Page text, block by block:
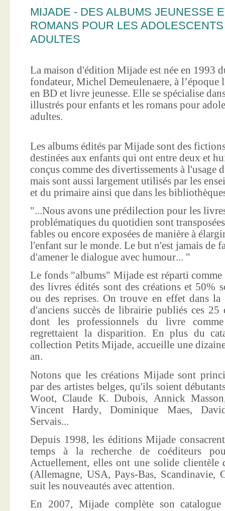
MIJADE - DES ALBUMS JEUNESSE
ROMANS POUR LES
ADULTES
La maison d'édition Mijade est née en 1993
fondateur, Michel Demeulenaere, à l’époque
en BD et livre jeunesse. Elle se spécialise
illustrés pour enfants et les romans pour
adultes.
Les albums édités par Mijade sont des
destinées aux enfants qui ont entre deux et
conçus comme des divertissements à
mais sont aussi largement utilisés par les
et du primaire ainsi que dans les
"...Nous avons une prédilection pour les
problématiques du quotidien sont
fables ou encore exposées de manière à
l'enfant sur le monde. Le but n'est jamais de
d'amener le dialogue avec humour... "
Le fonds "albums" Mijade est réparti
des livres édités sont des créations et 50%
ou des reprises. On trouve en effet dans
d'anciens succès de librairie publiés ces 25
dont les professionnels du livre
regrettaient la disparition. En plus du
collection Petits Mijade, accueille une
an.
Notons que les créations Mijade sont
par des artistes belges, qu'ils soient
Woot, Claude K. Dubois, Annick
Vincent Hardy, Dominique Maes,
Servais...
Depuis 1998, les éditions Mijade
temps à la recherche de coéditeurs
Actuellement, elles ont une solide clientèle
(Allemagne, USA, Pays-Bas, Scandinavie,
suit les nouveautés avec attention.
En 2007, Mijade complète son